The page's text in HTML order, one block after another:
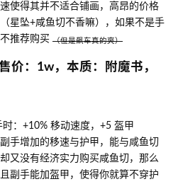
使得其并不适合铺画，高昂的价格
星坠+咸鱼切不香嘛），如果不是手
推荐购买 （但是飙车真的爽）
价：1w，本质：附魔书，
：+10% 移动速度，+5 盔甲
手增加的移速与护甲，能与咸鱼切
又没有经济实力购买咸鱼切，那么
副手能加盔甲，使得你就算不穿护